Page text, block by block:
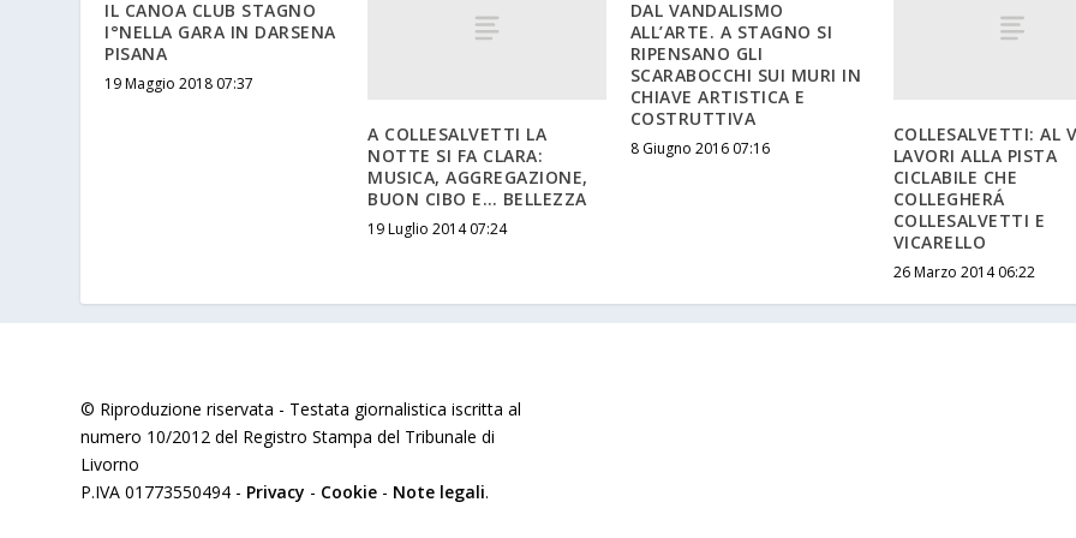
IL CANOA CLUB STAGNO
I°NELLA GARA IN DARSENA
PISANA
19 Maggio 2018 07:37
A COLLESALVETTI LA
NOTTE SI FA CLARA:
MUSICA, AGGREGAZIONE,
BUON CIBO E… BELLEZZA
19 Luglio 2014 07:24
DAL VANDALISMO
ALL’ARTE. A STAGNO SI
RIPENSANO GLI
SCARABOCCHI SUI MURI IN
CHIAVE ARTISTICA E
COSTRUTTIVA
8 Giugno 2016 07:16
COLLESALVETTI: AL
LAVORI ALLA PISTA
CICLABILE CHE
COLLEGHERÁ
COLLESALVETTI E
VICARELLO
26 Marzo 2014 06:22
© Riproduzione riservata - Testata giornalistica iscritta al
numero 10/2012 del Registro Stampa del Tribunale di
Livorno
P.IVA 01773550494 - Privacy - Cookie - Note legali.